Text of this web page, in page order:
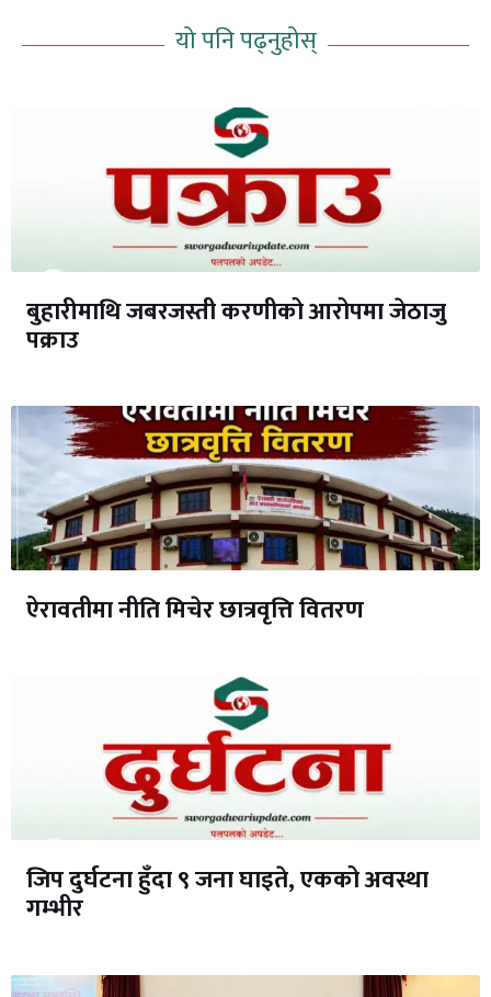
यो पनि पढ्नुहोस्
बुहारीमाथि जबरजस्ती करणीको आरोपमा जेठाजु
पक्राउ
ऐरावतीमा नीति मिचेर छात्रवृत्ति वितरण
जिप दुर्घटना हुँदा ९ जना घाइते, एकको अवस्था
गम्भीर